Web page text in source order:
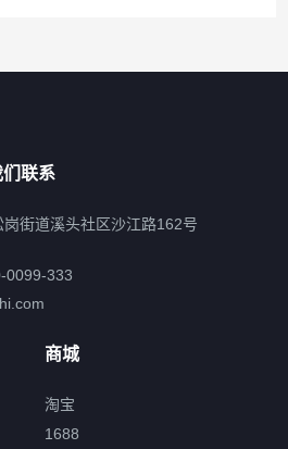
联系
街道溪头社区沙江路162号
0099-333
商城
淘宝
1688